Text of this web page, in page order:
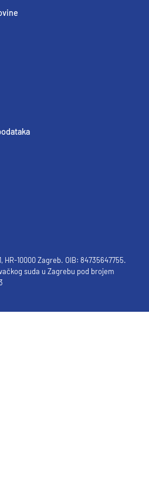
10000 Zagreb. OIB: 84735647755.
suda u Zagrebu pod brojem